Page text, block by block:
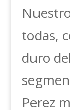
todas,
duro
Perez